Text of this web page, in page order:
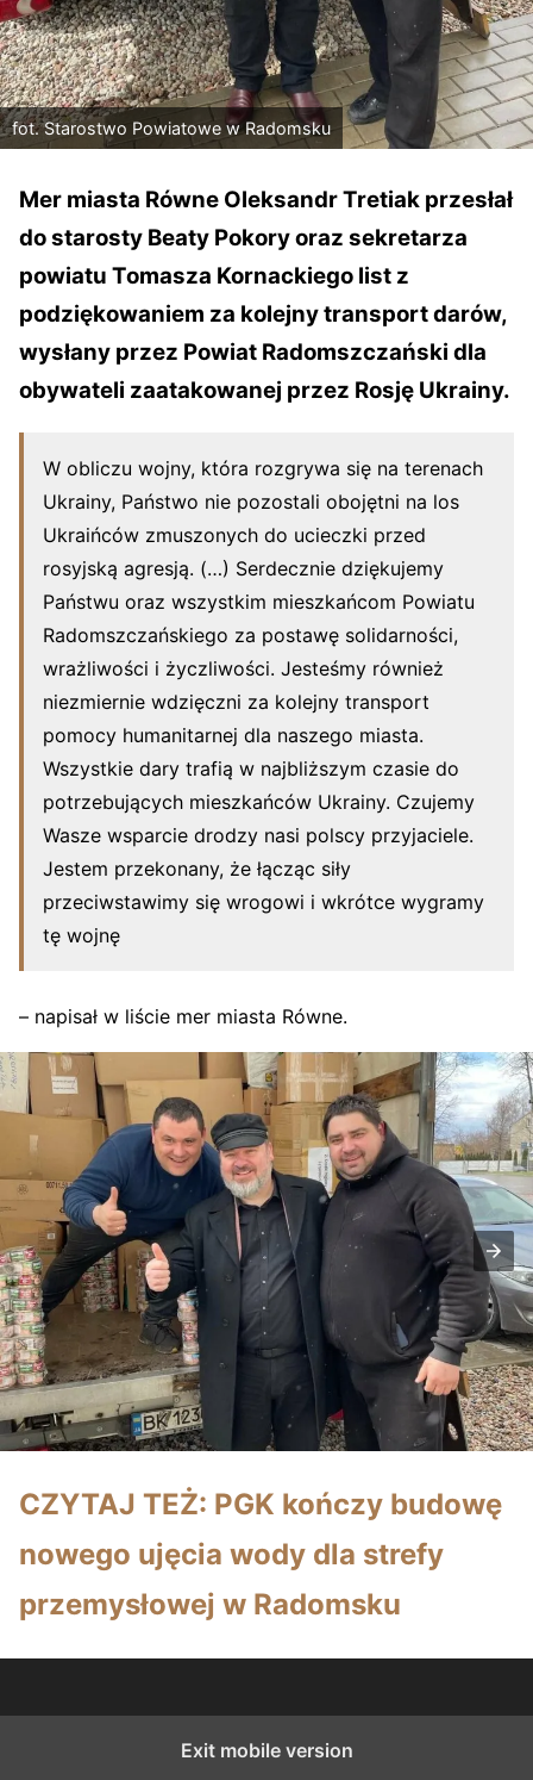
fot. Starostwo Powiatowe w Radomsku
Mer miasta Równe Oleksandr Tretiak przesłał
do starosty Beaty Pokory oraz sekretarza
powiatu Tomasza Kornackiego list z
podziękowaniem za kolejny transport darów,
wysłany przez Powiat Radomszczański dla
obywateli zaatakowanej przez Rosję Ukrainy.
W obliczu wojny, która rozgrywa się na terenach
Ukrainy, Państwo nie pozostali obojętni na los
Ukraińców zmuszonych do ucieczki przed
rosyjską agresją. (…) Serdecznie dziękujemy
Państwu oraz wszystkim mieszkańcom Powiatu
Radomszczańskiego za postawę solidarności,
wrażliwości i życzliwości. Jesteśmy również
niezmiernie wdzięczni za kolejny transport
pomocy humanitarnej dla naszego miasta.
Wszystkie dary trafią w najbliższym czasie do
potrzebujących mieszkańców Ukrainy. Czujemy
Wasze wsparcie drodzy nasi polscy przyjaciele.
Jestem przekonany, że łącząc siły
przeciwstawimy się wrogowi i wkrótce wygramy
tę wojnę
– napisał w liście mer miasta Równe.
CZYTAJ TEŻ: PGK kończy budowę
nowego ujęcia wody dla strefy
przemysłowej w Radomsku
Exit mobile version